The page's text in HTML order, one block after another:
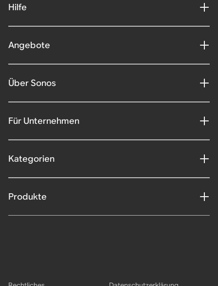
Hilfe
Angebote
Über Sonos
Für Unternehmen
Kategorien
Produkte